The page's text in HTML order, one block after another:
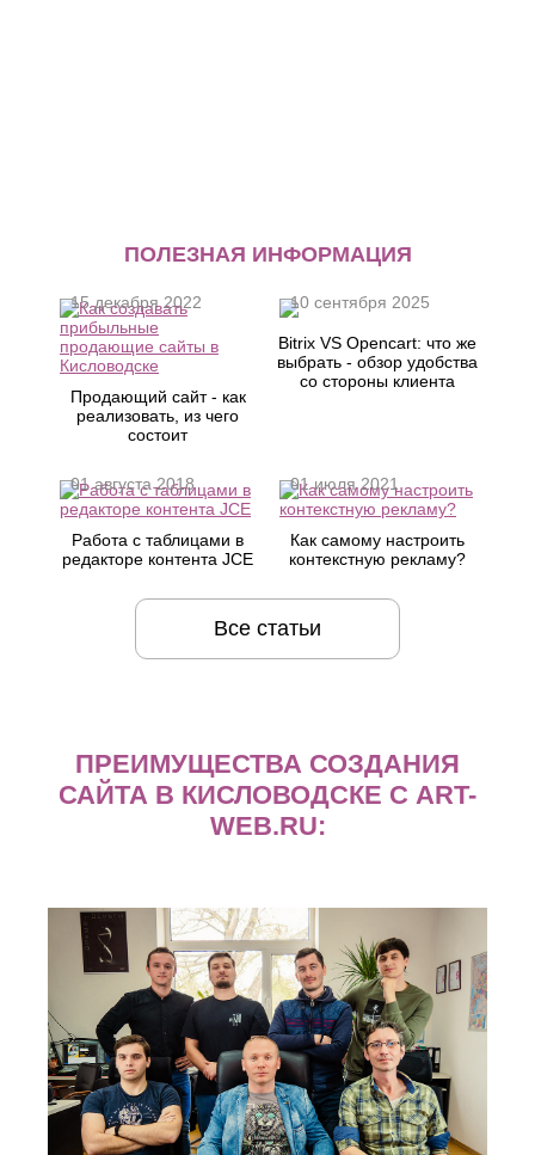
ПОЛЕЗНАЯ ИНФОРМАЦИЯ
Продающий сайт - как
реализовать, из чего
состоит
15 декабря 2022
Bitrix VS Opencart: что же
выбрать - обзор удобства
со стороны клиента
10 сентября 2025
Работа с таблицами в
редакторе контента JCE
01 августа 2018
Как самому настроить
контекстную рекламу?
01 июля 2021
Все статьи
ПРЕИМУЩЕСТВА СОЗДАНИЯ
САЙТА В КИСЛОВОДСКЕ С ART-
WEB.RU: